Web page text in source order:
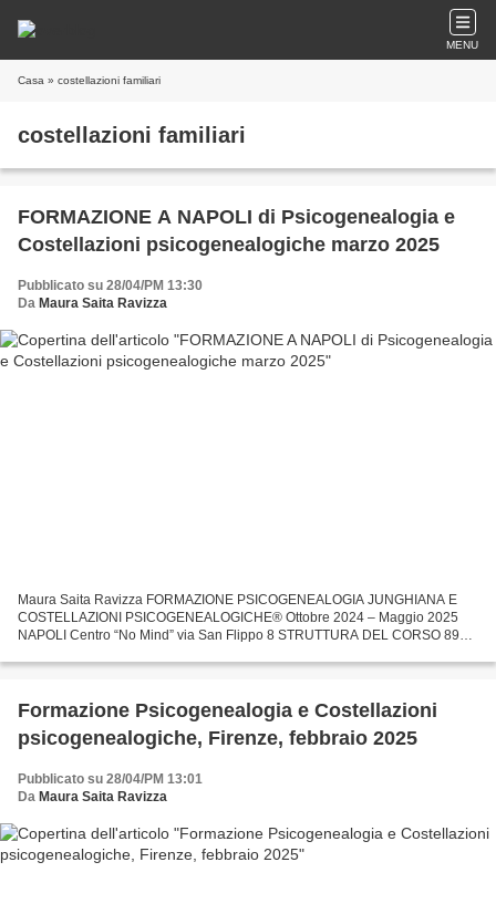
MENU
Casa » costellazioni familiari
costellazioni familiari
FORMAZIONE A NAPOLI di Psicogenealogia e
Costellazioni psicogenealogiche marzo 2025
Pubblicato su 28/04/PM 13:30
Da Maura Saita Ravizza
Maura Saita Ravizza FORMAZIONE PSICOGENEALOGIA JUNGHIANA E
COSTELLAZIONI PSICOGENEALOGICHE® Ottobre 2024 – Maggio 2025
NAPOLI Centro “No Mind” via San Flippo 8 STRUTTURA DEL CORSO 89
Formazione Psicogenealogia e Costellazioni
psicogenealogiche, Firenze, febbraio 2025
Pubblicato su 28/04/PM 13:01
Da Maura Saita Ravizza